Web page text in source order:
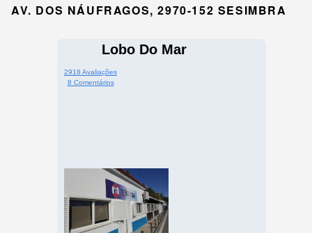
AV. DOS NÁUFRAGOS, 2970-152 SESIMBRA
Lobo Do Mar
2918 Avaliações
8 Comentários